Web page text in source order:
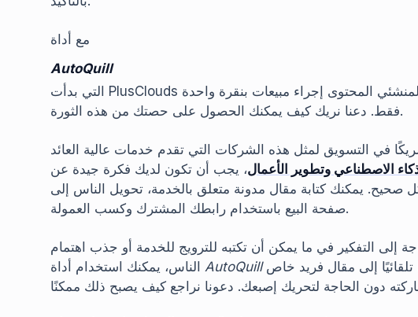
مع أداة
AutoQuill
التي بدأت PlusClouds في تقديمها لشركاء التسويق بالعمولة، يمكن لمنشئي المحتوى إجراء مبيعات بنقرة واحدة
فقط. دعنا نريك كيف يمكنك الحصول على حصتك من هذه الثورة.
في التسويق لمثل هذه الشركات التي تقدم خدمات عالية العائد
الاصطناعي وتطوير الأعمال، يجب أن تكون لديك فكرة جيدة عن
صحيح. يمكنك كتابة مقال مدونة متعلق بالخدمة، تحويل الناس إلى
صفحة البيع باستخدام رابطك المشترك وكسب العمولة.
إلى التفكير في ما يمكن أن تكتبه للترويج للخدمة أو جذب اهتمام
AutoQuillلتحويل إحدى مقالاتنا السابقة المتعلقة بخدمتنا تلقائيًا إلى مقال فريد خاص